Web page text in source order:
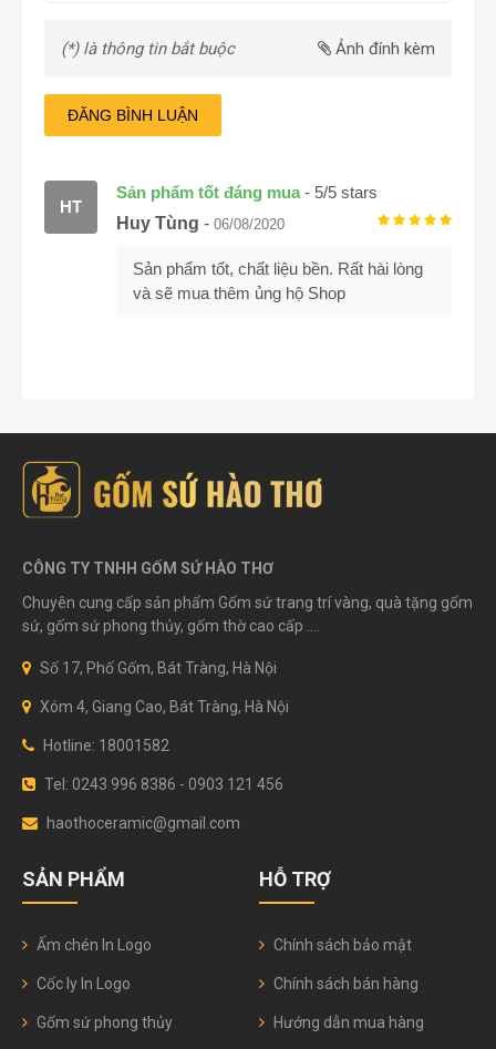
(*) là thông tin bắt buộc Ảnh đính kèm
ĐĂNG BÌNH LUẬN
Sản phẩm tốt đáng mua- 5/5 stars
HT
Huy Tùng - 06/08/2020
Sản phẩm tốt, chất liệu bền. Rất hài lòng
và sẽ mua thêm ủng hộ Shop
CÔNG TY TNHH GỐM SỨ HÀO THƠ
Chuyên cung cấp sản phẩm Gốm sứ trang trí vàng, quà tặng gốm
sứ, gốm sứ phong thủy, gốm thờ cao cấp ....
Số 17, Phố Gốm, Bát Tràng, Hà Nội
Xóm 4, Giang Cao, Bát Tràng, Hà Nội
Hotline: 18001582
Tel: 0243 996 8386 - 0903 121 456
haothoceramic@gmail.com
SẢN PHẨM
Ấm chén In Logo
Cốc ly In Logo
Gốm sứ phong thủy
HỖ TRỢ
Chính sách bảo mật
Chính sách bán hàng
Hướng dẫn mua hàng